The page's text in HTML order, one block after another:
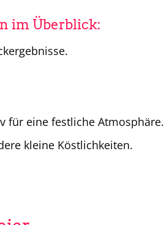
im Überblick:
für eine festliche Atmosphäre.
kleine Köstlichkeiten.